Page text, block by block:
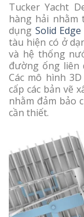
Tucker Yacht
hàng hải nhằm
dụng Solid Edge
tàu hiện có ở
và hệ thống
đường ống liên
Các mô hình
cấp các bản vẽ
nhằm đảm bảo
cần thiết.